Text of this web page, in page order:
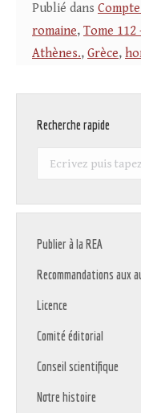
Publié dans
romaine, Tome 112
Athènes., Grèce,
Recherche rapide
Recherche
Publier à la REA
Recommandations aux
Licence
Comité éditorial
Conseil scientifique
Notre histoire